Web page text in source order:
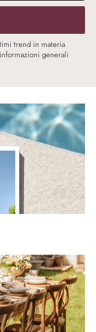
trend in materia
generali